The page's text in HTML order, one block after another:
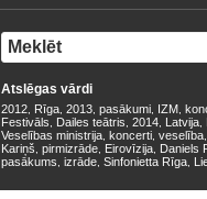
Atslēgas vārdi
2012 Rīga 2013 pasākumi IZM
Festivāls
Dailes teātris 2014 Latvija
Veselības ministrija koncerti veselība
Kariņš pirmizrāde Eirovīzija Daniels
pasākums izrāde Sinfonietta Rīga